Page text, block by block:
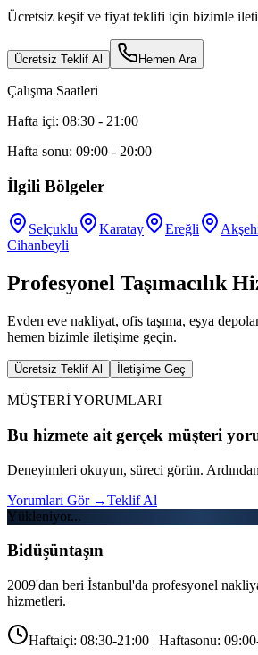
Ücretsiz keşif ve fiyat teklifi için bizimle
Ücretsiz Teklif Al Hemen Ara
Çalışma Saatleri
Hafta içi: 08:30 - 21:00
Hafta sonu: 09:00 - 20:00
İlgili Bölgeler
Selçuklu Karatay Ereğli
Cihanbeyli
Profesyonel Taşımacılık
Evden eve nakliyat, ofis taşıma, eşya
hemen bizimle iletişime geçin.
Ücretsiz Teklif Al İletişime Geç
MÜŞTERİ YORUMLARI
Bu hizmete ait gerçek müşteri
Deneyimleri okuyun, süreci görün.
Yorumları Gör →Teklif Al
Yükleniyor...
Bidüşüntaşın
2009'dan beri İstanbul'da profesyonel
hizmetleri.
Haftaiçi: 08:30-21:00 | Haftasonu: